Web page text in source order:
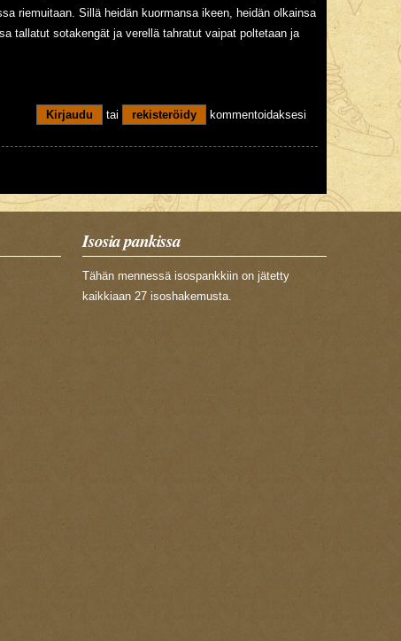
riemuitaan. Sillä heidän kuormansa ikeen, heidän olkainsa
tallatut sotakengät ja verellä tahratut vaipat poltetaan ja
Kirjaudu tai rekisteröidy kommentoidaksesi
Isosia pankissa
Tähän mennessä isospankkiin on jätetty
kaikkiaan 27 isoshakemusta.